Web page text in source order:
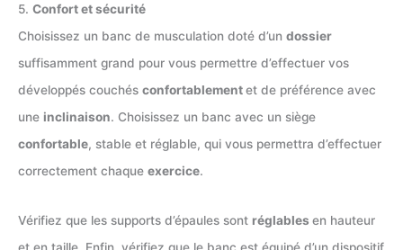
5. Confort et sécurité
Choisissez un banc de musculation doté d’un dossier
suffisamment grand pour vous permettre d’effectuer vos
développés couchés confortablementet de préférence avec
une inclinaison. Choisissez un banc avec un siège
confortable, stable et réglable, qui vous permettra d’effectuer
correctement chaque exercice.
Vérifiez que les supports d’épaules sont réglables en hauteur